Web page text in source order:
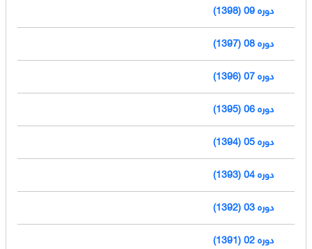
دوره 09 (1398)
دوره 08 (1397)
دوره 07 (1396)
دوره 06 (1395)
دوره 05 (1394)
دوره 04 (1393)
دوره 03 (1392)
دوره 02 (1391)